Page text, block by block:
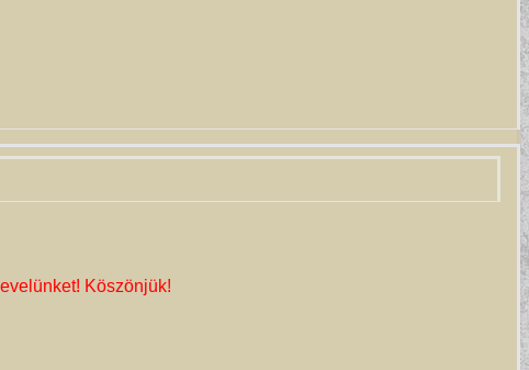
Köszönjük!